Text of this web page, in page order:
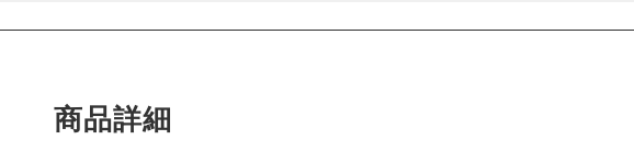
商品詳細